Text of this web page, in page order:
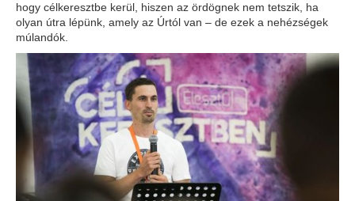
hogy célkeresztbe kerül, hiszen az ördögnek nem tetszik, ha
olyan útra lépünk, amely az Úrtól van – de ezek a nehézségek
múlandók.